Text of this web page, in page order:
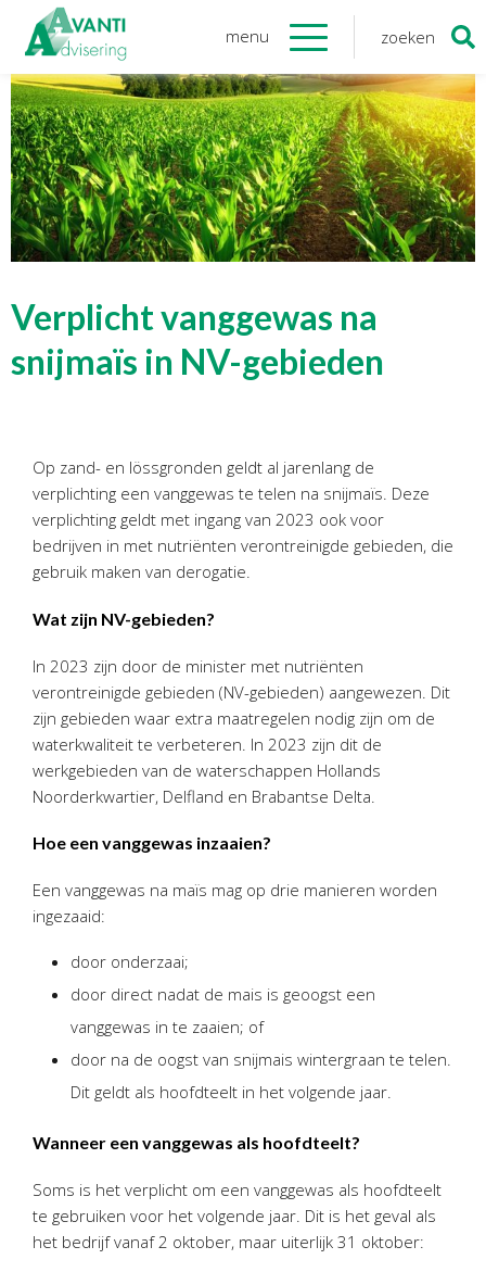
menu zoeken
Organisatie
Onze medewerkers
NOAB gecertificeerd
Algemene verordening
gegevensbescherming
Sponsoring
Onzediensten
Tijdelijk financieel personeel
Personeel & Organisatie
Bedrijfseconomisch advies
Belastingadvies Purmerend
Nieuwsbrief
Nieuwsoverzicht
Handige links
Downloads
Contact
Avanti
Twinfield – Boekhouden
BaseCone – Facturen
Visionplanner – Rapportage
Klantenportaal – Online dossiers
Nextens-Accorderen aangiften
Zoeken
naar:
Verplicht vanggewas na
snijmaïs in NV-gebieden
Op zand- en lössgronden geldt al jarenlang de
verplichting een vanggewas te telen na snijmaïs. Deze
verplichting geldt met ingang van 2023 ook voor
bedrijven in met nutriënten verontreinigde gebieden, die
gebruik maken van derogatie.
Wat zijn NV-gebieden?
In 2023 zijn door de minister met nutriënten
verontreinigde gebieden (NV-gebieden) aangewezen. Dit
zijn gebieden waar extra maatregelen nodig zijn om de
waterkwaliteit te verbeteren. In 2023 zijn dit de
werkgebieden van de waterschappen Hollands
Noorderkwartier, Delfland en Brabantse Delta.
Hoe een vanggewas inzaaien?
Een vanggewas na maïs mag op drie manieren worden
ingezaaid:
door onderzaai;
door direct nadat de mais is geoogst een
vanggewas in te zaaien; of
door na de oogst van snijmais wintergraan te telen.
Dit geldt als hoofdteelt in het volgende jaar.
Wanneer een vanggewas als hoofdteelt?
Soms is het verplicht om een vanggewas als hoofdteelt
te gebruiken voor het volgende jaar. Dit is het geval als
het bedrijf vanaf 2 oktober, maar uiterlijk 31 oktober: